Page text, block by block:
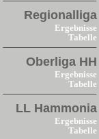
Regionalliga
Ergebnisse
Tabelle
Oberliga HH
Ergebnisse
Tabelle
LL Hammonia
Ergebnisse
Tabelle